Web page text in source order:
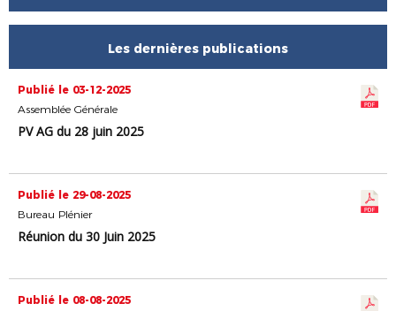
Les dernières publications
Publié le 03-12-2025
Assemblée Générale
PV AG du 28 juin 2025
Publié le 29-08-2025
Bureau Plénier
Réunion du 30 Juin 2025
Publié le 08-08-2025